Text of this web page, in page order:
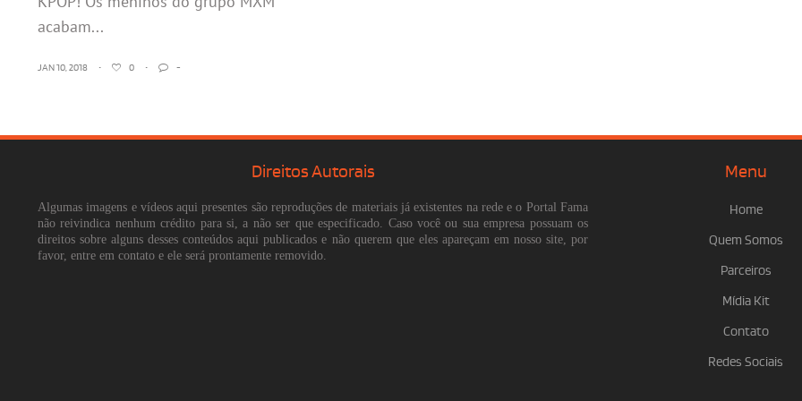
acabam...
JAN 10, 2018 • 0 • -
Direitos Autorais
Algumas imagens e vídeos aqui presentes são reproduções de materiais já existentes na rede e o Portal Fama
não reivindica nenhum crédito para si, a não ser que especificado. Caso você ou sua empresa possuam os
direitos sobre alguns desses conteúdos aqui publicados e não querem que eles apareçam em nosso site, por
favor, entre em contato e ele será prontamente removido.
Menu
Home
Quem Somos
Parceiros
Mídia Kit
Contato
Redes Sociais